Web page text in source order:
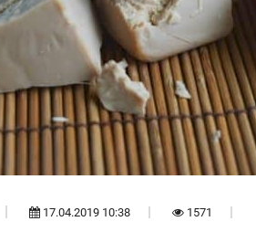
17.04.2019 10:38 1571